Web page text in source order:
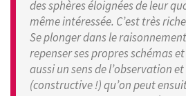
des sphères éloignées de leur
même intéressée. C’est très
Se plonger dans le
repenser ses propres schémas
aussi un sens de l’observation
(constructive !) qu’on peut